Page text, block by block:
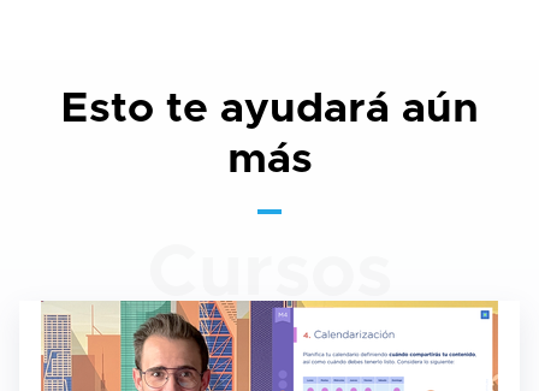
Esto te ayudará aún
más